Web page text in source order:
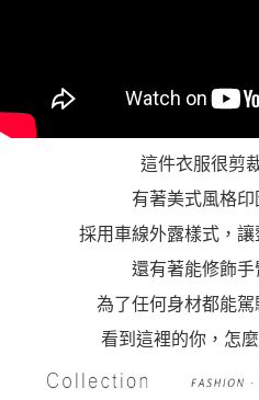
這件衣服很剪
有著美式風格
採用車線外露樣式，
還有著能修飾
為了任何身材都能
看到這裡的你，怎